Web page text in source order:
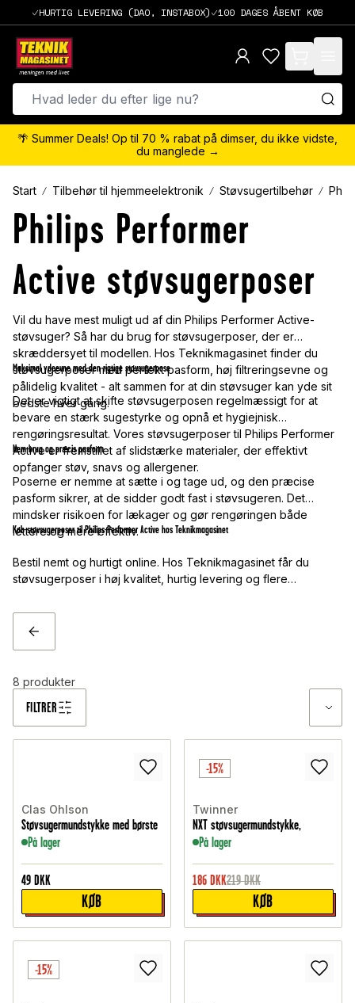
HURTIG LEVERING (DAO, INSTABOX) 100 DAGES ÅBENT KØB
items in cart,
🌴 Summer Deals! Op til 70 % rabat på dimser, du ikke vidste,
du manglede →
Start Tilbehør til hjemmeelektronik Støvsugertilbehør
Philips Performer
Active støvsugerposer
Vil du have mest muligt ud af din Philips Performer Active-
støvsuger? Så har du brug for støvsugerposer, der er
skræddersyet til modellen. Hos Teknikmagasinet finder du
støvsugerposer med perfekt pasform, høj filtreringsevne og
pålidelig kvalitet - alt sammen for at din støvsuger kan yde sit
bedste hver gang.
Maksimal ydeevne med den rigtige støvsugerpose
Det er vigtigt at skifte støvsugerposen regelmæssigt for at
bevare en stærk sugestyrke og opnå et hygiejnisk
rengøringsresultat. Vores støvsugerposer til Philips Performer
Active er fremstillet af slidstærke materialer, der effektivt
opfanger støv, snavs og allergener.
Nem brug og præcis pasform
Poserne er nemme at sætte i og tage ud, og den præcise
pasform sikrer, at de sidder godt fast i støvsugeren. Det
mindsker risikoen for lækager og gør rengøringen både
lettere og mere effektiv.
Køb støvsugerposer til Philips Performer Active hos Teknikmagasinet
Bestil nemt og hurtigt online. Hos Teknikmagasinet får du
støvsugerposer i høj kvalitet, hurtig levering og flere
os endelig, hvis du har brug for hjælp til at finde det rigtige
produkt!
TILBAGE
FILTRER
8 produkter
Clas Ohlson
Støvsugermundstykke med børste
På lager
49 DKK
KØB
-15%
Twinner
NXT støvsugermundstykke,
På lager
186 DKK219 DKK
KØB
-15%